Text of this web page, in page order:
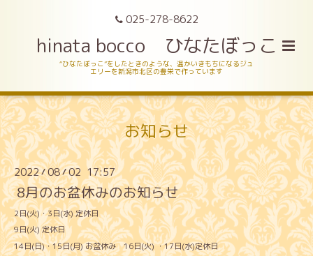
025-278-8622
hinata bocco ひなたぼっこ
“ひなたぼっこ”をしたときのような、温かいきもちになるジュ
エリーを新潟市北区の豊栄で作っています
お知らせ
2022/08/02 17:57
8月のお盆休みのお知らせ
2日(火)・3日(水) 定休日
9日(火) 定休日
14日(日)・15日(月) お盆休み 16日(火) ・17日(水)定休日